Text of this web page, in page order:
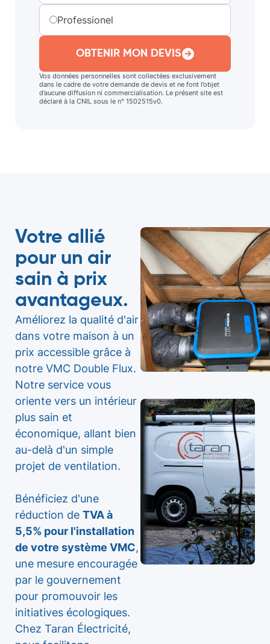
Professionel
OBTENIR MON DEVIS
Vos données personnelles sont collectées exclusivement
dans le cadre de votre demande de devis et ne font l’objet
d’aucune diffusion ni commercialisation. Le présent site est
déclaré à la CNIL sous le n° 1502515v0.
Votre allié
pour un air
sain à prix
avantageux.
Améliorez la qualité d'air
dans votre maison à un
prix accessible grâce à
notre VMC Double Flux.
Notre service vous
oriente vers un intérieur
plus sain et
économique, allant bien
au-delà d'un simple
projet de ventilation.
Bénéficiez d'une
réduction de TVA à
5,5% pour l'installation
de votre système VMC,
une mesure encouragée
par le gouvernement
pour promouvoir les
initiatives écologiques.
Chez Taran Électricité,